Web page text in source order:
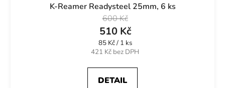
K-Reamer Readysteel 25mm, 6 ks
421 Kč bez DPH
510 Kč
600 Kč
Měrná
cena:
85 Kč / 1 ks
DETAIL